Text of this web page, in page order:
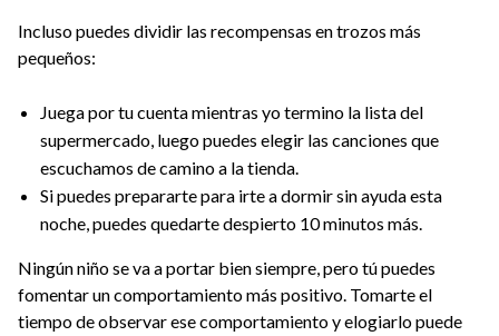
Incluso puedes dividir las recompensas en trozos más
pequeños:
Juega por tu cuenta mientras yo termino la lista del
supermercado, luego puedes elegir las canciones que
escuchamos de camino a la tienda.
Si puedes prepararte para irte a dormir sin ayuda esta
noche, puedes quedarte despierto 10 minutos más.
Ningún niño se va a portar bien siempre, pero tú puedes
fomentar un comportamiento más positivo. Tomarte el
tiempo de observar ese comportamiento y elogiarlo puede